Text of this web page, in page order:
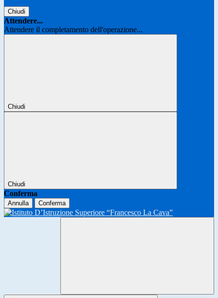
Chiudi
Attendere...
Attendere il completamento dell'operazione...
Chiudi
Chiudi
Conferma
Annulla Conferma